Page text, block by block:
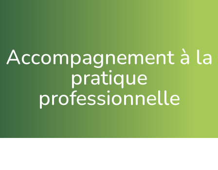
Accompagnement à la
pratique
professionnelle